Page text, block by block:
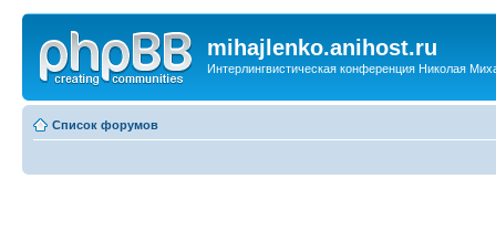
mihajlenko.anihost.ru
Интерлингвистическая конференция Николая
Список форумов